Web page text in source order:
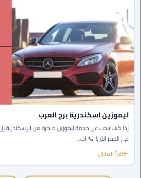
العرب
الى
الساحل
الشمالي
ليموزين
الفيوم
مطار
القاهرة
ليموزين
ليموزين
دهب
ليموزين اسكندرية برج العرب
إذا كنت تبحث عن خدمة ليموزين فاخرة من الإسكندرية
في الحجز الآن! 📞 ات...
اقرأ المقال